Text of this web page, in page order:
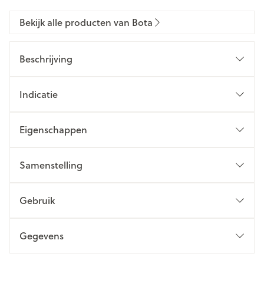
Bekijk alle producten van Bota
Beschrijving
Indicatie
Eigenschappen
Samenstelling
Gebruik
Gegevens